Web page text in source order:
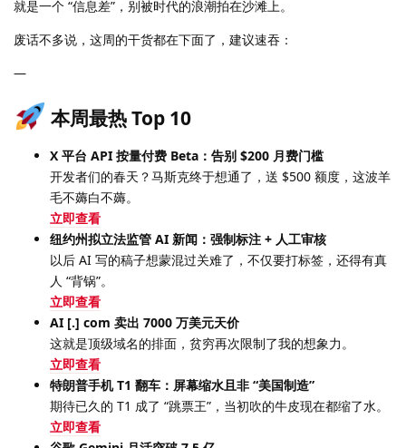
就是一个 “信息差”，别被时代的浪潮拍在沙滩上。
废话不多说，这周的干货都在下面了，建议速吞：
—
本周最热 Top 10
X 平台 API 按量付费 Beta：告别 $200 月费门槛
开发者们的春天？马斯克终于想通了，送 $500 额度，这波羊
毛不薅白不薅。
立即查看
纽约州拟立法监管 AI 新闻：强制标注 + 人工审核
以后 AI 写的稿子想蒙混过关难了，不仅要打标签，还得有真
人 “背锅”。
立即查看
AI [.] com 卖出 7000 万美元天价
这就是顶级域名的排面，贫穷再次限制了我的想象力。
立即查看
特朗普手机 T1 翻车：屏幕缩水且非 “美国制造”
期待已久的 T1 成了 “跳票王”，当初吹的牛皮现在都缩了水。
立即查看